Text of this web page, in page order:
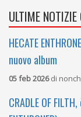
ULTIME NOTIZIE
HECATE
nuovo album
05 feb 2026di
CRADLE OF